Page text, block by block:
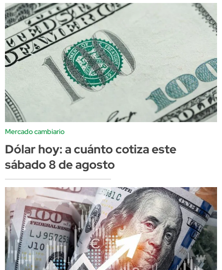
Mercado cambiario
Dólar hoy: a cuánto cotiza este
sábado 8 de agosto